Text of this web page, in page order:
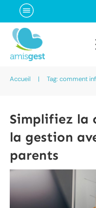
Accueil | Tag: comment
Simplifiez la
la gestion
parents